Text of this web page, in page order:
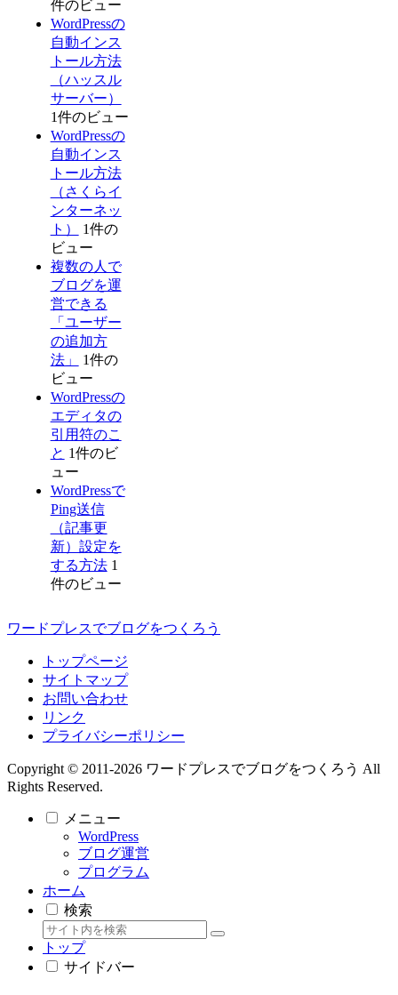
件のビュー
WordPressの
自動インス
トール方法
（ハッスル
サーバー）
1件のビュー
WordPressの
自動インス
トール方法
（さくらイ
ンターネッ
ト）
1件の
ビュー
複数の人で
ブログを運
営できる
「ユーザー
の追加方
法」
1件の
ビュー
WordPressの
エディタの
引用符のこ
と 1件のビ
ュー
WordPressで
Ping送信
（記事更
新）設定を
する方法 1
件のビュー
ワードプレスでブログをつくろう
トップページ
サイトマップ
お問い合わせ
リンク
プライバシーポリシー
Copyright © 2011-2026 ワードプレスでブログをつくろう All
Rights Reserved.
メニュー
WordPress
ブログ運営
プログラム
ホーム
検索
トップ
サイドバー